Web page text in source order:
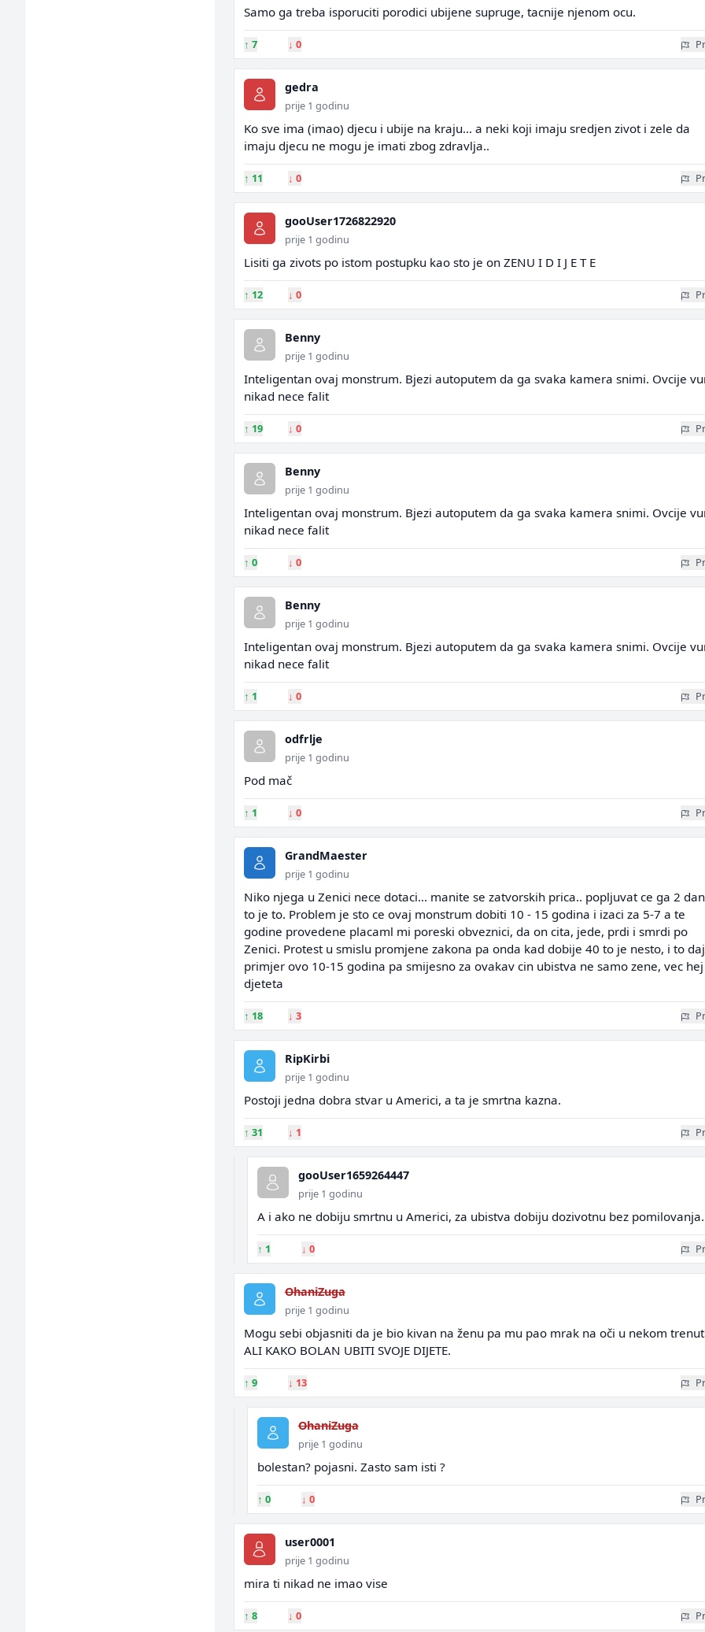
Samo ga treba isporuciti porodici ubijene supruge, tacnije njenom ocu.
↑ 7 ↓ 0
gedra
prije 1 godinu
Ko sve ima (imao) djecu i ubije na kraju... a neki koji imaju sredjen zivot i zele da
imaju djecu ne mogu je imati zbog zdravlja..
↑ 11 ↓ 0
gooUser1726822920
prije 1 godinu
Lisiti ga zivots po istom postupku kao sto je on ZENU I D I J E T E
↑ 12 ↓ 0
Benny
prije 1 godinu
Inteligentan ovaj monstrum. Bjezi autoputem da ga svaka kamera snimi. Ovcije
nikad nece falit
↑ 19 ↓ 0
Benny
prije 1 godinu
Inteligentan ovaj monstrum. Bjezi autoputem da ga svaka kamera snimi. Ovcije
nikad nece falit
↑ 0 ↓ 0
Benny
prije 1 godinu
Inteligentan ovaj monstrum. Bjezi autoputem da ga svaka kamera snimi. Ovcije
nikad nece falit
↑ 1 ↓ 0
odfrlje
prije 1 godinu
Pod mač
↑ 1 ↓ 0
GrandMaester
prije 1 godinu
Niko njega u Zenici nece dotaci... manite se zatvorskih prica.. popljuvat ce ga 2
to je to. Problem je sto ce ovaj monstrum dobiti 10 - 15 godina i izaci za 5-7 a te
godine provedene placaml mi poreski obveznici, da on cita, jede, prdi i smrdi po
Zenici. Protest u smislu promjene zakona pa onda kad dobije 40 to je nesto, i to
primjer ovo 10-15 godina pa smijesno za ovakav cin ubistva ne samo zene, vec hej
djeteta
↑ 18 ↓ 3
RipKirbi
prije 1 godinu
Postoji jedna dobra stvar u Americi, a ta je smrtna kazna.
↑ 31 ↓ 1
gooUser1659264447
prije 1 godinu
A i ako ne dobiju smrtnu u Americi, za ubistva dobiju dozivotnu bez pomilovanja.
↑ 1 ↓ 0
OhaniZuga
prije 1 godinu
Mogu sebi objasniti da je bio kivan na ženu pa mu pao mrak na oči u nekom
ALI KAKO BOLAN UBITI SVOJE DIJETE.
↑ 9 ↓ 13
OhaniZuga
prije 1 godinu
bolestan? pojasni. Zasto sam isti ?
↑ 0 ↓ 0
user0001
prije 1 godinu
mira ti nikad ne imao vise
↑ 8 ↓ 0